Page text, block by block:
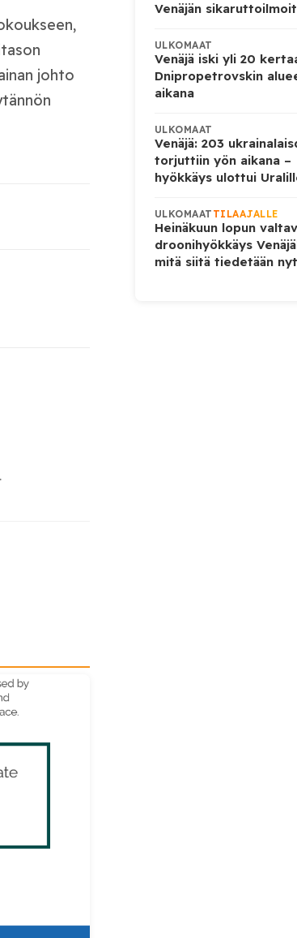
johto
Venäjän
ULKOMAAT
Venäjä iski yli 20
Dnipropetrovskin
aikana
ULKOMAAT
Venäjä: 203
torjuttiin yön aikana –
hyökkäys ulottui
ULKOMAAT TILAAJALLE
Heinäkuun lopun
droonihyökkäys
mitä siitä tiedetään